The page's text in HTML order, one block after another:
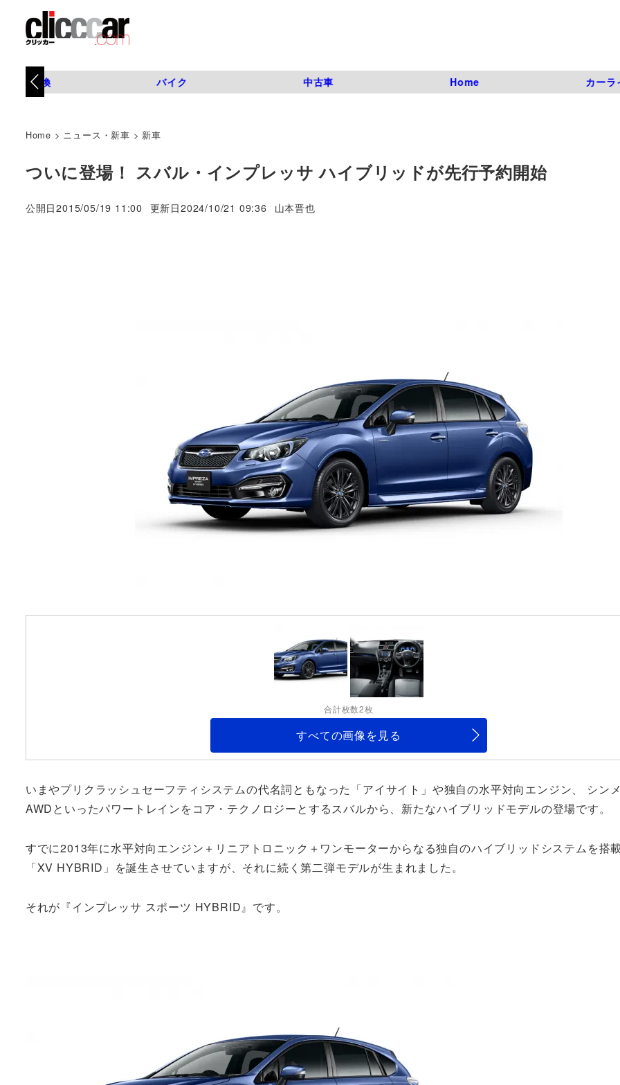
タイヤ交換 バイク 中古車 Home カーラ
Home > ニュース・新車 > 新車
ついに登場！ スバル・インプレッサ ハイブリッドが先行予約開始
公開日2015/05/19 11:00 更新日2024/10/21 09:36
著
山本晋也
合計枚数2枚
すべての画像を見る
いまやプリクラッシュセーフティシステムの代名詞ともなった「アイサイト」や独自の水平対向エンジン、 シン
AWDといったパワートレインをコア・テクノロジーとするスバルから、新たなハイブリッドモデルの登場です。
すでに2013年に水平対向エンジン＋リニアトロニック＋ワンモーターからなる独自のハイブリッドシステムを搭
「XV HYBRID」を誕生させていますが、それに続く第二弾モデルが生まれました。
それが『インプレッサ スポーツ HYBRID』です。